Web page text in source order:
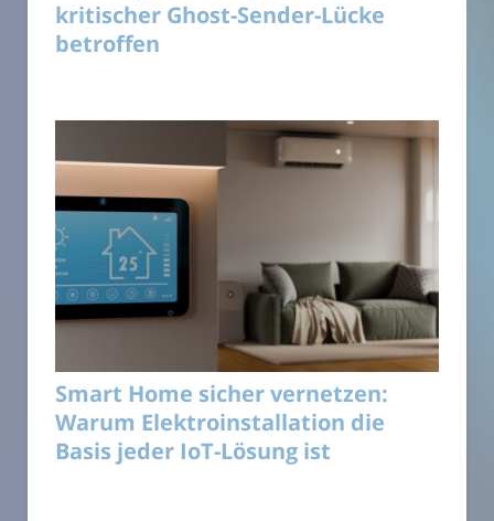
kritischer Ghost-Sender-Lücke
betroffen
Smart Home sicher vernetzen:
Warum Elektroinstallation die
Basis jeder IoT-Lösung ist